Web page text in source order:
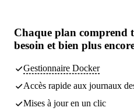
Chaque plan comprend
besoin et bien plus
Gestionnaire Docker
Accès rapide aux journaux
Mises à jour en un clic